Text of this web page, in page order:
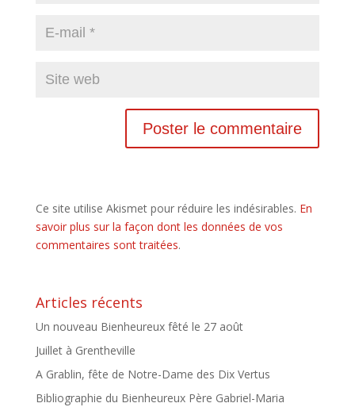
Ce site utilise Akismet pour réduire les indésirables. En
savoir plus sur la façon dont les données de vos
commentaires sont traitées.
Articles récents
Un nouveau Bienheureux fêté le 27 août
Juillet à Grentheville
A Grablin, fête de Notre-Dame des Dix Vertus
Bibliographie du Bienheureux Père Gabriel-Maria